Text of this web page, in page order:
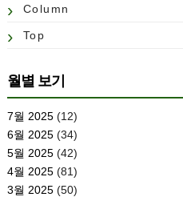
Column
Top
월별 보기
7월 2025(12)
6월 2025(34)
5월 2025(42)
4월 2025(81)
3월 2025(50)